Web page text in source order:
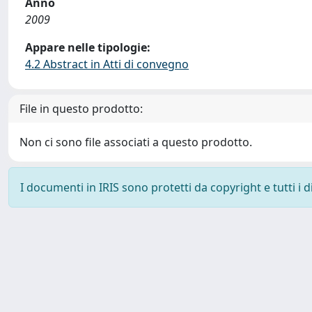
2009
Appare nelle tipologie:
4.2 Abstract in Atti di convegno
File in questo prodotto:
Non ci sono file associati a questo prodotto.
I documenti in IRIS sono protetti da copyright e tutti i